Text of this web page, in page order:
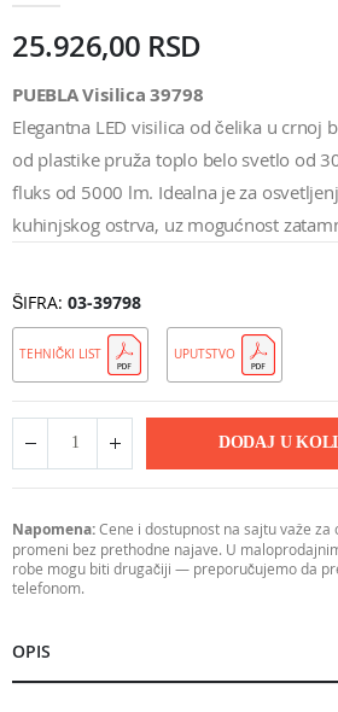
25.926,00 RSD
PUEBLA Visilica 39798
Elegantna LED visilica od čelika u crnoj
od plastike pruža toplo belo svetlo od
fluks od 5000 lm. Idealna je za
kuhinjskog ostrva, uz mogućnost
ŠIFRA 03-39798
TEHNIČKI LIST UPUTSTVO
DODAJ U
Napomena:Cene i dostupnost na sajtu važe
promeni bez prethodne najave. U
robe mogu biti drugačiji — preporučujemo da
telefonom.
OPIS